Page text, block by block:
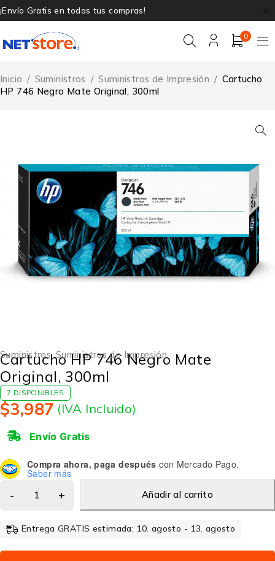
¡Envío Gratis en todas tus compras!
0
Inicio / Suministros / Suministros de Impresión / Cartucho
HP 746 Negro Mate Original, 300ml
Suministros,Suministros de Impresión
Cartucho HP 746 Negro Mate
Original, 300ml
7 DISPONIBLES
$3,987 (IVA Incluido)
Envío Gratis
Compra ahora, paga después con Mercado Pago.
Saber más
Añadir al carrito
Entrega GRATIS estimada: 10. agosto - 13. agosto